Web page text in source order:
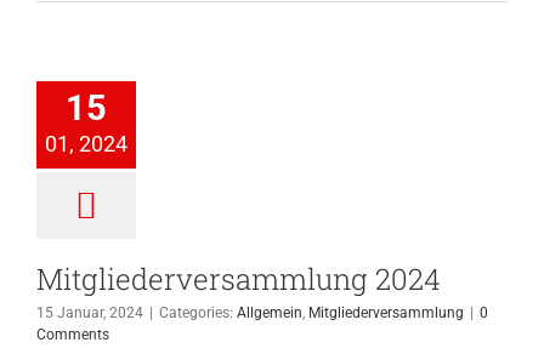
15
01, 2024
Mitgliederversammlung 2024
15 Januar, 2024 Categories: Allgemein, Mitgliederversammlung
0
Comments